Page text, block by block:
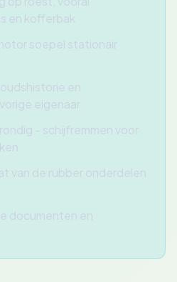
en kofferbak
soepel stationair
en
eigenaar
- schijfremmen voor
van de rubber onderdelen
documenten en